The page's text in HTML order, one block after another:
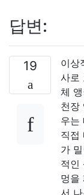
답변:
19
이상
사로
체
천장
우는
직접
가
적인
멍을
서